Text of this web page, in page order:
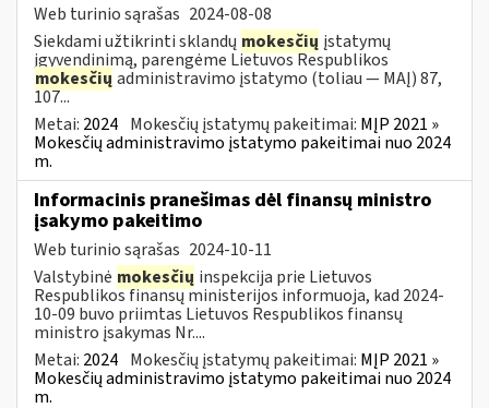
Web turinio sąrašas 2024-08-08
Siekdami užtikrinti sklandų mokesčių įstatymų
įgyvendinimą, parengėme Lietuvos Respublikos
mokesčių administravimo įstatymo (toliau — MAĮ) 87,
107...
Metai: 2024 Mokesčių įstatymų pakeitimai: MĮP 2021 »
Mokesčių administravimo įstatymo pakeitimai nuo 2024
m.
Informacinis pranešimas dėl finansų ministro
įsakymo pakeitimo
Web turinio sąrašas 2024-10-11
Valstybinė mokesčių inspekcija prie Lietuvos
Respublikos finansų ministerijos informuoja, kad 2024-
10-09 buvo priimtas Lietuvos Respublikos finansų
ministro įsakymas Nr....
Metai: 2024 Mokesčių įstatymų pakeitimai: MĮP 2021 »
Mokesčių administravimo įstatymo pakeitimai nuo 2024
m.